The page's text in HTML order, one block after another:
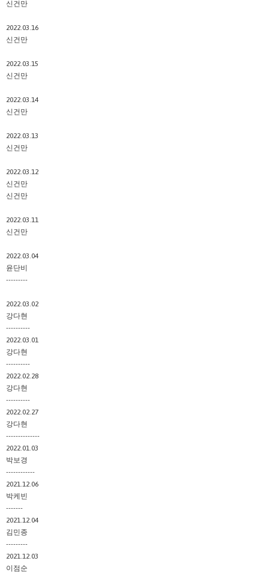
신건만
2022.03.16
신건만
2022.03.15
신건만
2022.03.14
신건만
2022.03.13
신건만
2022.03.12
신건만
신건만
2022.03.11
신건만
2022.03.04
윤단비
---------
2022.03.02
강다현
----------
2022.03.01
강다현
----------
2022.02.28
강다현
----------
2022.02.27
강다현
--------------
2022.01.03
박보경
------------
2021.12.06
박케빈
-------
2021.12.04
김민종
---------
2021.12.03
이점순